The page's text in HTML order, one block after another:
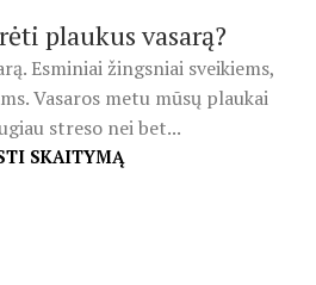
plaukus vasarą?
Esminiai žingsniai sveikiems,
Vasaros metu mūsų plaukai
streso nei bet...
SKAITYMĄ